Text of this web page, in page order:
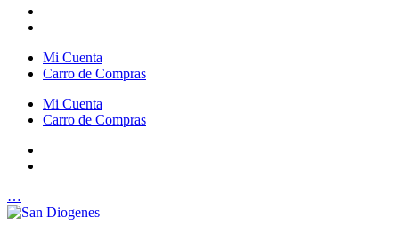
Mi Cuenta
Carro de Compras
Mi Cuenta
Carro de Compras
…